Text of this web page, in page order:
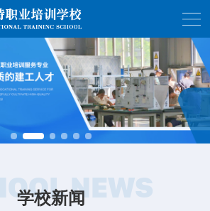
NEWS
学校新闻